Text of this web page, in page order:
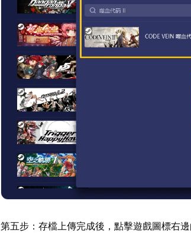
第五步：存檔上傳完成後，點擊遊戲圖標右